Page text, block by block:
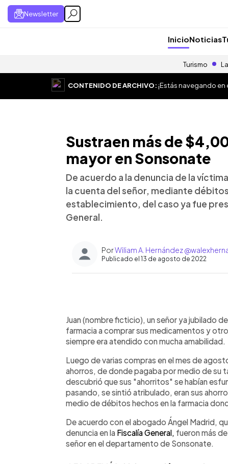
Newsletter
InicioNoticias
Turismo
CONTENIDO DE ARCHIVO:¡Estás navegando en
Sustraen más de
mayor en Sonsonate
De acuerdo a la denuncia de la
la cuenta del señor, mediante
establecimiento, del caso ya fue
General.
PorWiliam A. Hernández
Publicado el 13 de agosto de 2022
► Escuchar artículo
Juan (nombre ficticio), un señor ya jubilado
farmacia a comprar sus medicamentos y
siempre era atendido con mucha amabilidad.
Luego de varias compras en el mes de
ahorros, de donde pagaba por medio de su
descubrió que sus "ahorritos" se habían
pasando, se sintió atribulado, eran sus
medio de débitos hechos en la farmacia
De acuerdo con el abogado Ángel Madrid,
denuncia en la Fiscalía General, fueron más
señor en el departamento de Sonsonate.